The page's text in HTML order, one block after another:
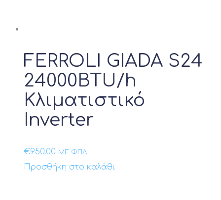
Προϊόν Σύνδεση με Ηλιακά Πάνελ
Προϊόν Ηλεκτρική Αντίσταση
Προϊόν Αντίσταση
Προϊόν Ηλεκτρική Παροχή
Προϊόν Θερμική Ισχύς kW
FERROLI GIADA S24
24000BTU/h
Κλιματιστικό
Inverter
€950.00 ΜΕ ΦΠΑ
Προσθήκη στο καλάθι